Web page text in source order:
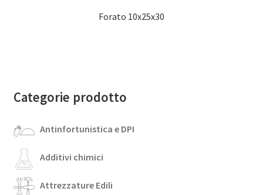
Forato 10x25x30
Categorie prodotto
Antinfortunistica e DPI
Additivi chimici
Attrezzature Edili